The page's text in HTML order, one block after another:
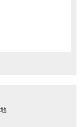
モデルチェンジし発表！